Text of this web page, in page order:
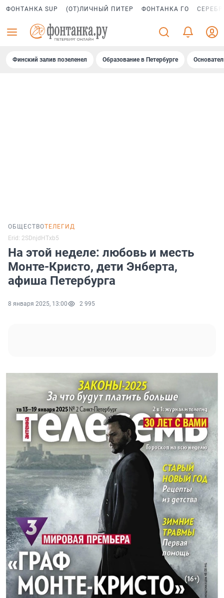
ФОНТАНКА SUP (ОТ)ЛИЧНЫЙ ПИТЕР ФОНТАНКА ГО
Финский залив позеленел Образование в Петербурге
ОБЩЕСТВОТЕЛЕГИД
Erid: 2SDnjdHTxb5
На этой неделе: любовь и месть
Монте-Кристо, дети Энберта,
афиша Петербурга
8 января 2025, 13:00 2 995